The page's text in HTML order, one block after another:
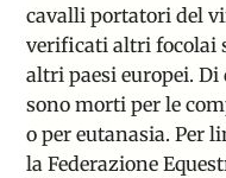
cavalli portatori del
verificati altri focolai
altri paesi europei.
sono morti per le
o per eutanasia. Per
la Federazione